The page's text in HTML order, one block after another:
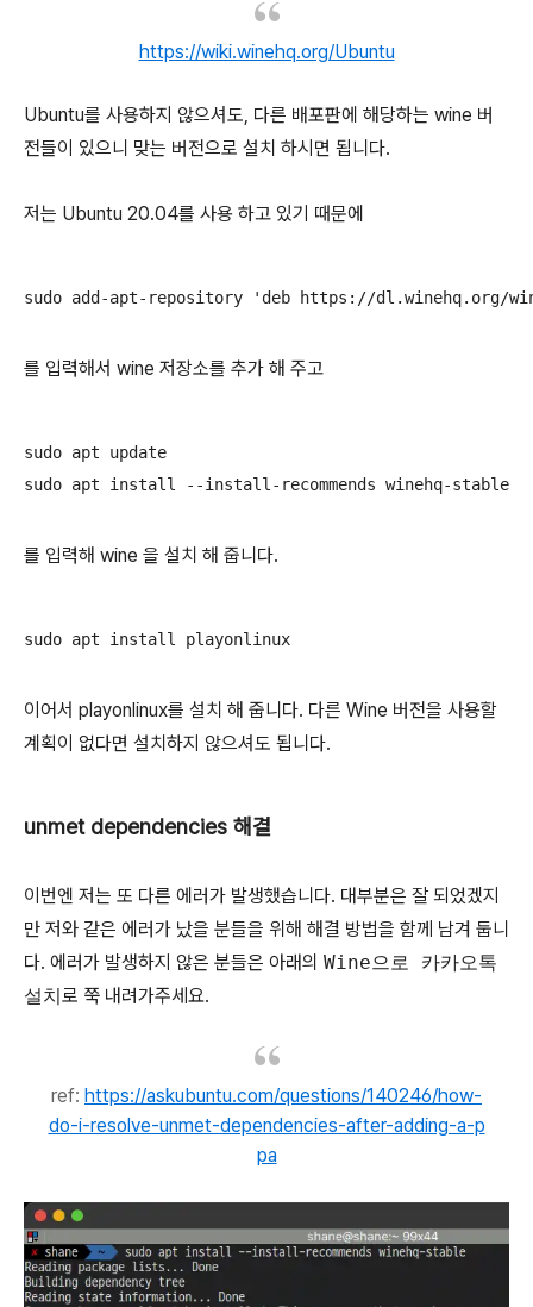
https://wiki.winehq.org/Ubuntu
Ubuntu를 사용하지 않으셔도, 다른 배포판에 해당하는 wine 버
전들이 있으니 맞는 버전으로 설치 하시면 됩니다.
저는 Ubuntu 20.04를 사용 하고 있기 때문에
sudo add-apt-repository 'deb https://dl.winehq.org/
를 입력해서 wine 저장소를 추가 해 주고
sudo apt update
sudo apt install --install-recommends winehq-stable
를 입력해 wine 을 설치 해 줍니다.
sudo apt install playonlinux
이어서 playonlinux를 설치 해 줍니다. 다른 Wine 버전을 사용할
계획이 없다면 설치하지 않으셔도 됩니다.
unmet dependencies 해결
이번엔 저는 또 다른 에러가 발생했습니다. 대부분은 잘 되었겠지
만 저와 같은 에러가 났을 분들을 위해 해결 방법을 함께 남겨 둡니
다. 에러가 발생하지 않은 분들은 아래의 Wine으로 카카오톡
설치로 쭉 내려가주세요.
ref: https://askubuntu.com/questions/140246/how-
do-i-resolve-unmet-dependencies-after-adding-a-p
pa